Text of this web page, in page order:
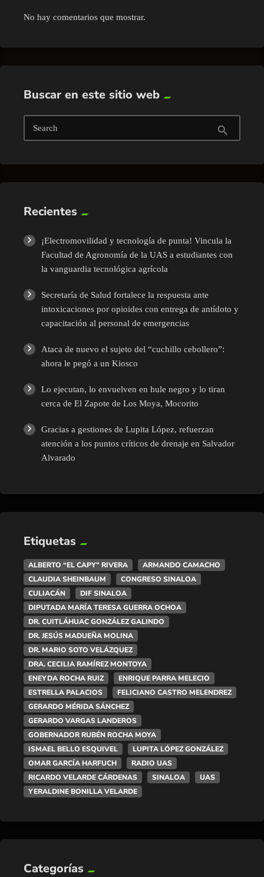
No hay comentarios que mostrar.
Buscar en este sitio web
Search search
Recientes
¡Electromovilidad y tecnología de punta! Vincula la
Facultad de Agronomía de la UAS a estudiantes con
la vanguardia tecnológica agrícola
Secretaría de Salud fortalece la respuesta ante
intoxicaciones por opioides con entrega de antídoto y
capacitación al personal de emergencias
Ataca de nuevo el sujeto del “cuchillo cebollero”:
ahora le pegó a un Kiosco
Lo ejecutan, lo envuelven en hule negro y lo tiran
cerca de El Zapote de Los Moya, Mocorito
Gracias a gestiones de Lupita López, refuerzan
atención a los puntos críticos de drenaje en Salvador
Alvarado
Etiquetas
ALBERTO “EL CAPY” RIVERA
ARMANDO CAMACHO
CLAUDIA SHEINBAUM
CONGRESO SINALOA
CULIACÁN
DIF SINALOA
DIPUTADA MARÍA TERESA GUERRA OCHOA
DR. CUITLÁHUAC GONZÁLEZ GALINDO
DR. JESÚS MADUEÑA MOLINA
DR. MARIO SOTO VELÁZQUEZ
DRA. CECILIA RAMÍREZ MONTOYA
ENEYDA ROCHA RUIZ
ENRIQUE PARRA MELECIO
ESTRELLA PALACIOS
FELICIANO CASTRO MELENDREZ
GERARDO MÉRIDA SÁNCHEZ
GERARDO VARGAS LANDEROS
GOBERNADOR RUBÉN ROCHA MOYA
ISMAEL BELLO ESQUIVEL
LUPITA LÓPEZ GONZÁLEZ
OMAR GARCÍA HARFUCH
RADIO UAS
RICARDO VELARDE CÁRDENAS
SINALOA
UAS
YERALDINE BONILLA VELARDE
Categorías